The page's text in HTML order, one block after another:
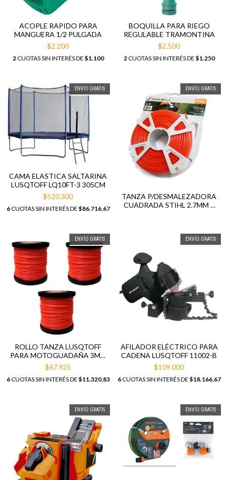
ACOPLE RAPIDO PARA
MANGUERA 1/2 PULGADA
$2.200
2CUOTAS SIN INTERÉS DE $1.100
BOQUILLA PARA RIEGO
REGULABLE TRAMONTINA
$2.500
2CUOTAS SIN INTERÉS DE $1.250
ENVÍO GRATIS
CAMA ELASTICA SALTARINA
LUSQTOFF LQ10FT-3 305CM
$520.300
6CUOTAS SIN INTERÉS DE $86.716,67
ENVÍO GRATIS
TANZA P/DESMALEZADORA
CUADRADA STIHL 2.7MM X
ENVÍO GRATIS
ROLLO TANZA LUSQTOFF
PARA MOTOGUADAÑA 3MM
1KG CUADRADA X 3 UDS
$67.925
6CUOTAS SIN INTERÉS DE $11.320,83
ENVÍO GRATIS
AFILADOR ELÉCTRICO PARA
CADENA LUSQTOFF 11002-B
$109.000
6CUOTAS SIN INTERÉS DE $18.166,67
ENVÍO GRATIS ENVÍO GRATIS